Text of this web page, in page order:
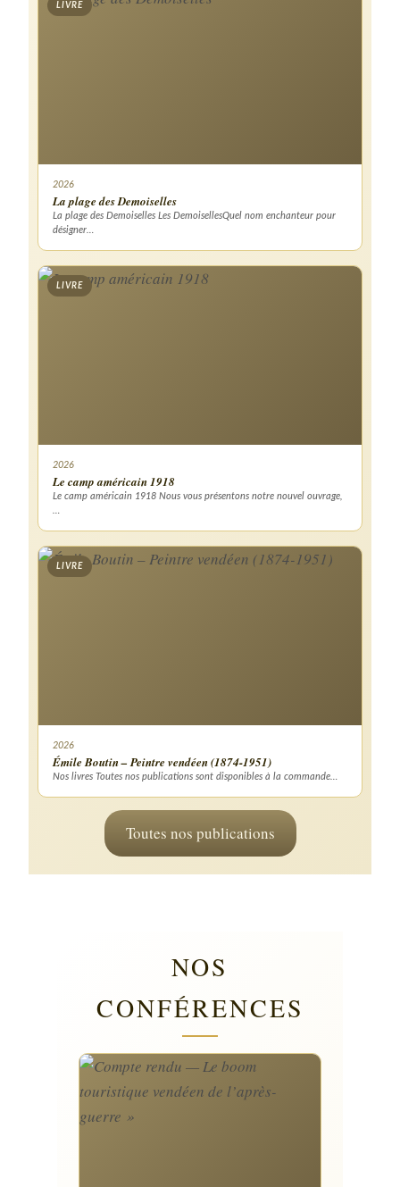
LIVRE
2026
La plage des Demoiselles
La plage des Demoiselles Les DemoisellesQuel nom enchanteur pour
désigner…
LIVRE
2026
Le camp américain 1918
Le camp américain 1918 Nous vous présentons notre nouvel ouvrage,
…
LIVRE
2026
Émile Boutin – Peintre vendéen (1874-1951)
Nos livres Toutes nos publications sont disponibles à la commande…
Toutes nos publications
NOS
CONFÉRENCES